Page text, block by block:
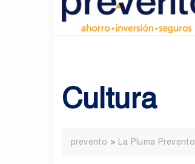
Cultura
prevento > La Pluma Prevento